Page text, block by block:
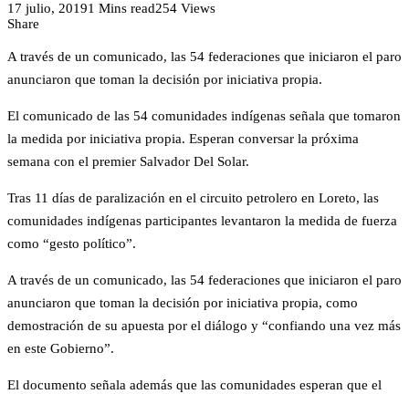
17 julio, 20191 Mins read254 Views
Share
A través de un comunicado, las 54 federaciones que iniciaron el paro
anunciaron que toman la decisión por iniciativa propia.
El comunicado de las 54 comunidades indígenas señala que tomaron
la medida por iniciativa propia. Esperan conversar la próxima
semana con el premier Salvador Del Solar.
Tras 11 días de paralización en el circuito petrolero en Loreto, las
comunidades indígenas participantes levantaron la medida de fuerza
como “gesto político”.
A través de un comunicado, las 54 federaciones que iniciaron el paro
anunciaron que toman la decisión por iniciativa propia, como
demostración de su apuesta por el diálogo y “confiando una vez más
en este Gobierno”.
El documento señala además que las comunidades esperan que el